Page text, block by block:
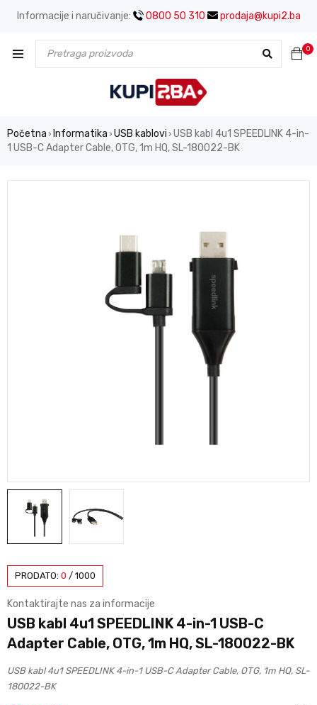
Informacije i naručivanje: 0800 50 310 prodaja@kupi2.ba
0
Početna › Informatika › USB kablovi › USB kabl 4u1 SPEEDLINK 4-in-
1 USB-C Adapter Cable, OTG, 1m HQ, SL-180022-BK
PRODATO: 0 / 1000
Kontaktirajte nas za informacije
USB kabl 4u1 SPEEDLINK 4-in-1 USB-C
Adapter Cable, OTG, 1m HQ, SL-180022-BK
USB kabl 4u1 SPEEDLINK 4-in-1 USB-C Adapter Cable, OTG, 1m HQ, SL-
180022-BK